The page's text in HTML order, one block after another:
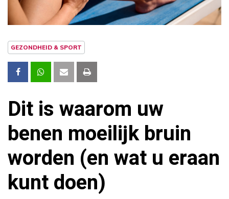
GEZONDHEID & SPORT
Dit is waarom uw
benen moeilijk bruin
worden (en wat u eraan
kunt doen)